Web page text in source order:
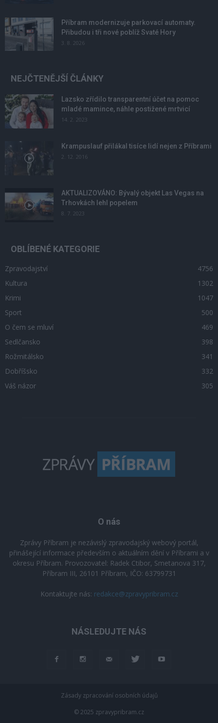
Příbram modernizuje parkovací automaty.
Přibudou i tři nové poblíž Svaté Hory
3. 8. 2026
NEJČTENĚJŠÍ ČLÁNKY
Lazsko zřídilo transparentní účet na pomoc
mladé mamince, náhle postižené mrtvicí
14. 2. 2023
Krampuslauf přilákal tisíce lidí nejen z Příbrami
2. 12. 2016
AKTUALIZOVÁNO: Bývalý objekt Las Vegas na
Trhovkách lehl popelem
8. 7. 2023
OBLÍBENÉ KATEGORIE
Zpravodajství
4756
Kultura
1302
Krimi
1047
Sport
500
O čem se mluví
469
Sedlčansko
398
Rožmitálsko
341
Dobříšsko
332
Váš názor
305
O nás
Zprávy Příbram je nezávislý zpravodajský webový portál,
přinášející informace především o aktuálním dění v Příbrami a v
okresu Příbram. Provozovatel: Radek Ctibor, Smetanova 317,
Příbram III, 26101 Příbram, IČO: 63799731
Kontaktujte nás: redakce@zpravypribram.cz
NÁSLEDUJTE NÁS
Zásady zpracování osobních údajů
© 2025 zpravypribram.cz